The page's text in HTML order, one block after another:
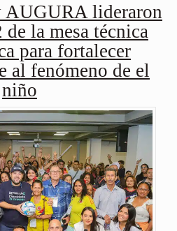
lideraron
la mesa técnica
para fortalecer
al fenómeno de el
niño